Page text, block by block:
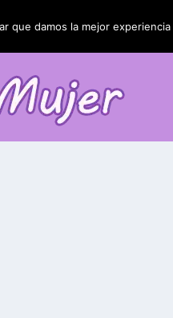
y sus resultados
que damos la mejor